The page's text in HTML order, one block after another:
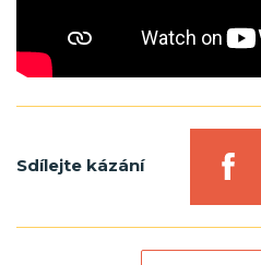
Sdílejte kázání